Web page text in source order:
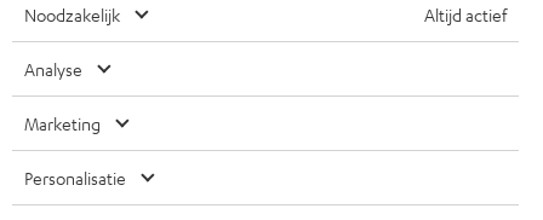
Noodzakelijk Altijd actief
Analyse
Marketing
Personalisatie